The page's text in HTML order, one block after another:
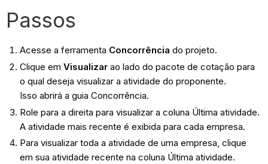
Passos
Acesse a ferramenta Concorrência do projeto.
Clique em Visualizarao lado do pacote de cotação para
o qual deseja visualizar a atividade do proponente.
Isso abrirá a guia Concorrência.
Role para a direita para visualizar a coluna Última atividade.
A atividade mais recente é exibida para cada empresa.
Para visualizar toda a atividade de uma empresa, clique
em sua atividade recente na coluna Última atividade.